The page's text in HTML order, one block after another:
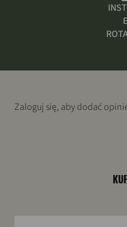
Zaloguj się, aby dodać